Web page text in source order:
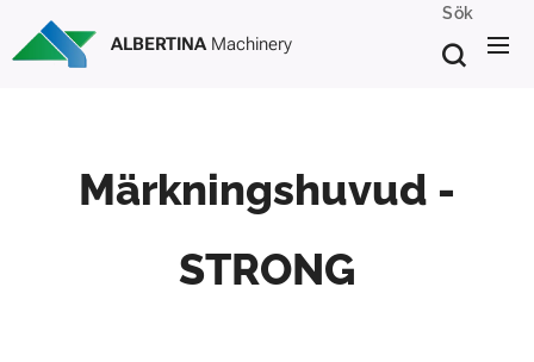
ALBERTINA Machinery
Sök
Märkningshuvud -
STRONG